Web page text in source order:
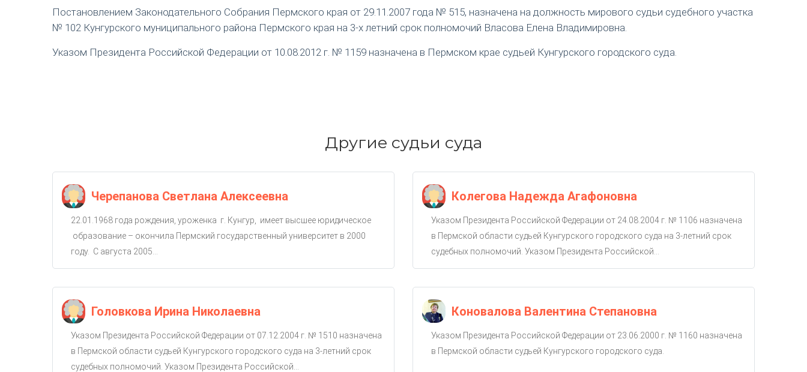
Постановлением Законодательного Собрания Пермского края от 29.11.2007 года № 515, назначена на должность мирового судьи судебного участка
№ 102 Кунгурского муниципального района Пермского края на 3-х летний срок полномочий Власова Елена Владимировна.
Указом Президента Российской Федерации от 10.08.2012 г. № 1159 назначена в Пермском крае судьей Кунгурского городского суда.
Другие судьи суда
Черепанова Светлана Алексеевна
22.01.1968 года рождения, уроженка г. Кунгур, имеет высшее юридическое
образование – окончила Пермский государственный университет в 2000
году. С августа 2005...
Головкова Ирина Николаевна
Указом Президента Российской Федерации от 07.12.2004 г. № 1510 назначена
в Пермской области судьей Кунгурского городского суда на 3-летний срок
судебных полномочий. Указом Президента Российской...
Колегова Надежда Агафоновна
Указом Президента Российской Федерации от 24.08.2004 г. № 1106 назначена
в Пермской области судьей Кунгурского городского суда на 3-летний срок
судебных полномочий. Указом Президента Российской...
Коновалова Валентина Степановна
Указом Президента Российской Федерации от 23.06.2000 г. № 1160 назначена
в Пермской области судьей Кунгурского городского суда.